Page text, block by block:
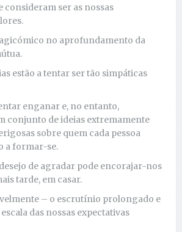
consideram ser as nossas
no aprofundamento da
estão a tentar ser tão simpáticas
enganar e, no entanto,
conjunto de ideias extremamente
sobre quem cada pessoa
a formar-se.
de agradar pode encorajar-nos
tarde, em casar.
– o escrutínio prolongado e
das nossas expectativas